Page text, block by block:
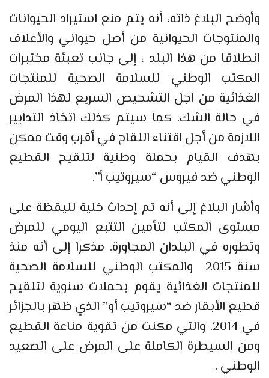
وأوضح البلاغ ذاته، أنه يتم منع استيراد الحيوانات
والمنتوجات الحيوانية من أصل حيواني والأعلاف
انطلاقا من هذا البلد ، إلى جانب تعبئة مختبرات
المكتب الوطني للسلامة الصحية للمنتجات
الغذائية من اجل التشحيص السريع لهذا المرض
في حالة الشك. كما سيتم كذلك اتخاذ التدابير
اللازمة من أجل اقتناء اللقاح في أقرب وقت ممكن
بهدف القيام بحملة وطنية لتلقيح القطيع
الوطني ضد فيروس “سيروتيب أ”.
وأشار البلاغ إلى أنه تم إحداث خلية لليقظة على
مستوى المكتب لتأمين التتبع اليومي للمرض
وتطوره في البلدان المجاورة. مذكرا إلى أنه منذ
سنة 2015 والمكتب الوطني للسلامة الصحية
للمنتجات الغذائية يقوم بحملات سنوية لتلقيح
قطيع الأبقار ضد “سيروتيب أو” الذي ظهر بالجزائر
في 2014. والتي مكنت من تقوية مناعة القطيع
ومن السيطرة الكاملة على المرض على الصعيد
الوطني .